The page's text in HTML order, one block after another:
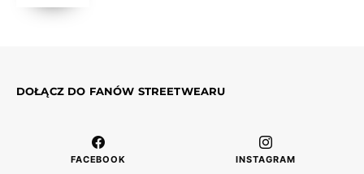
DOŁĄCZ DO FANÓW STREETWEARU
FACEBOOK INSTAGRAM